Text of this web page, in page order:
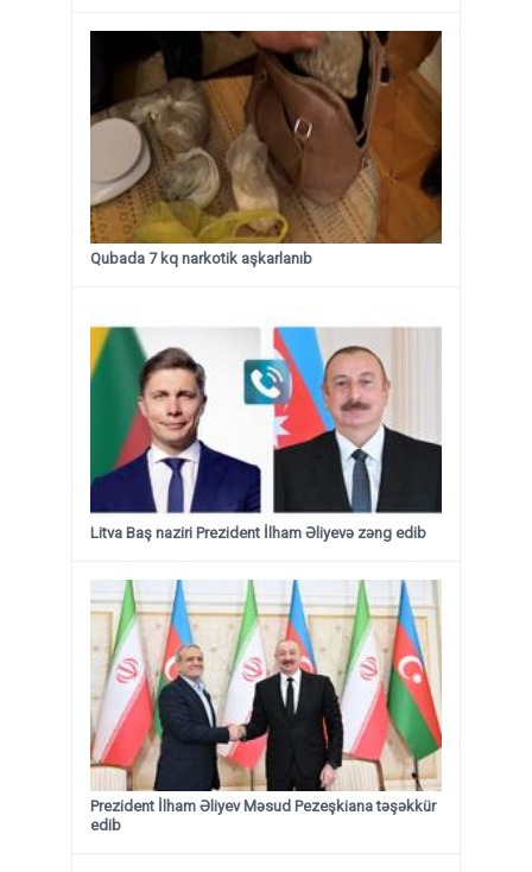
Qubada 7 kq narkotik aşkarlanıb
Litva Baş naziri Prezident İlham Əliyevə zəng edib
Prezident İlham Əliyev Məsud Pezeşkiana təşəkkür
edib